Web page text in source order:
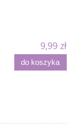
9,99 zł
do koszyka